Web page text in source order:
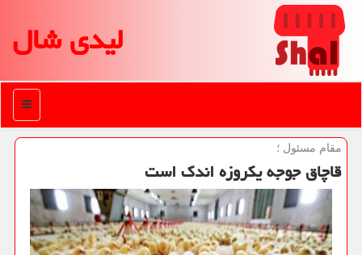
لیدی شال
منو
مقام مسئول ؛
قاچاق جوجه یكروزه اندك است